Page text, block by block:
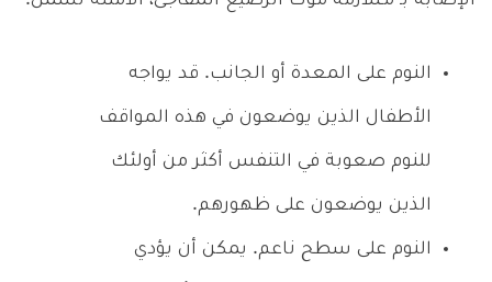
النوم على المعدة أو الجانب. قد يواجه
الأطفال الذين يوضعون في هذه المواقف
للنوم صعوبة في التنفس أكثر من أولئك
الذين يوضعون على ظهورهم.
النوم على سطح ناعم. يمكن أن يؤدي